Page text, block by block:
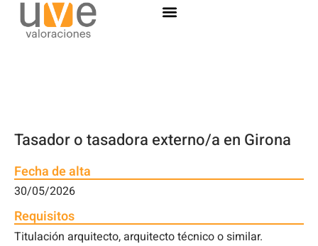
Tasador o tasadora externo/a en Girona
Fecha de alta
30/05/2026
Requisitos
Titulación arquitecto, arquitecto técnico o similar.